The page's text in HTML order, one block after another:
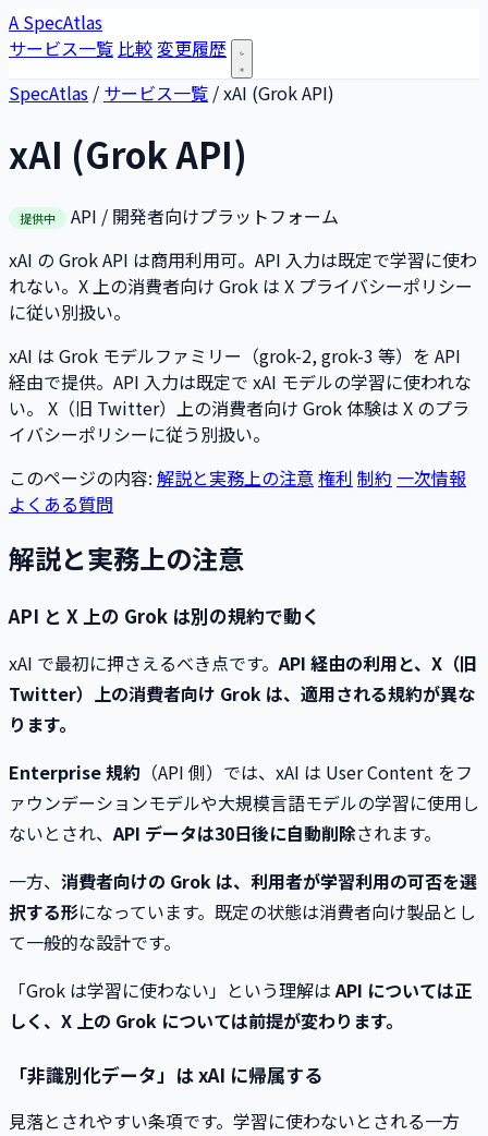
A SpecAtlas
サービス一覧比較変更履歴
SpecAtlas / サービス一覧 /xAI (Grok API)
xAI (Grok API)
提供中
API / 開発者向けプラットフォーム
xAI の Grok API は商用利用可。API 入力は既定で学習に使わ
れない。X 上の消費者向け Grok は X プライバシーポリシー
に従い別扱い。
xAI は Grok モデルファミリー（grok-2, grok-3 等）を API
経由で提供。API 入力は既定で xAI モデルの学習に使われな
い。 X（旧 Twitter）上の消費者向け Grok 体験は X のプラ
イバシーポリシーに従う別扱い。
このページの内容: 解説と実務上の注意権利 制約 一次情報
よくある質問
解説と実務上の注意
API と X 上の Grok は別の規約で動く
xAI で最初に押さえるべき点です。 API 経由の利用と、X（旧
Twitter）上の消費者向け Grok は、適用される規約が異な
ります。
Enterprise 規約 （API 側）では、xAI は User Content をフ
ァウンデーションモデルや大規模言語モデルの学習に使用し
ないとされ、 API データは30日後に自動削除されます。
一方、 消費者向けの Grok は、利用者が学習利用の可否を選
択する形になっています。既定の状態は消費者向け製品とし
て一般的な設計です。
「Grok は学習に使わない」という理解は API については正
しく、X 上の Grok については前提が変わります。
「非識別化データ」は xAI に帰属する
見落とされやすい条項です。学習に使わないとされる一方